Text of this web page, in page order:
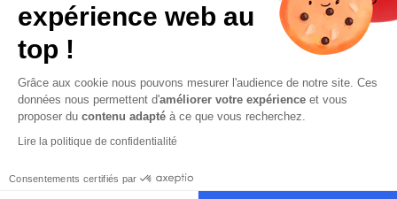
expérience web au
top !
Grâce aux cookie nous pouvons mesurer l'audience de notre site. Ces
données nous permettent d'améliorer votre expérience et vous
proposer du contenu adapté à ce que vous recherchez.
Lire la politique de confidentialité
Consentements certifiés par
est en mesure de vous proposer une solution
adaptée à votre situation en cas de défaillance
technique, de panne ou de pièce défectueuse et
de vous proposer un contrat de
machines-outilsde votre parc industriel.